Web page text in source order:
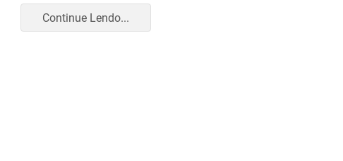
Continue Lendo...